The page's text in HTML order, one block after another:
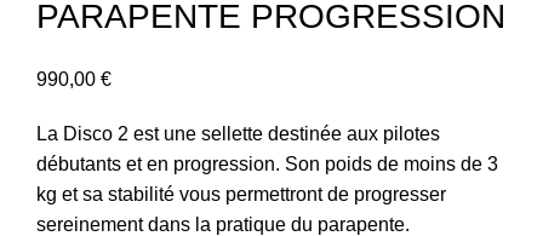
PARAPENTE PROGRESSION
990,00 €
La Disco 2 est une sellette destinée aux pilotes
débutants et en progression. Son poids de moins de 3
kg et sa stabilité vous permettront de progresser
sereinement dans la pratique du parapente.